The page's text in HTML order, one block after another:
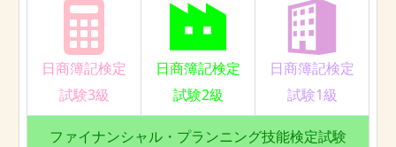
日商簿記検定
試験3級
日商簿記検定
試験2級
日商簿記検定
試験1級
ファイナンシャル・プランニング技能検定試験